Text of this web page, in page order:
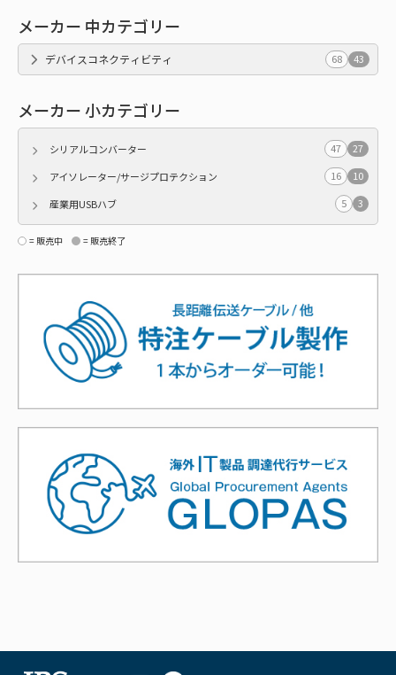
メーカー 中カテゴリー
デバイスコネクティビティ 68 43
メーカー 小カテゴリー
シリアルコンバーター 47
27
アイソレーター/サージプロテクション
16
10
産業用USBハブ
5 3
= 販売中 = 販売終了